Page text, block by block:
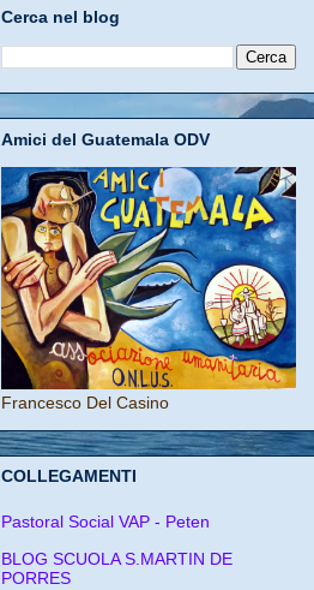
Cerca nel blog
Amici del Guatemala ODV
Francesco Del Casino
COLLEGAMENTI
Pastoral Social VAP - Peten
BLOG SCUOLA S.MARTIN DE
PORRES